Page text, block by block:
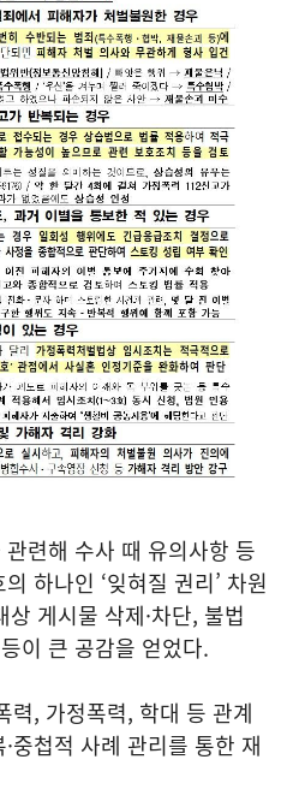
련해 수사 때 유의사항 등
하나인 ‘잊혀질 권리’ 차원
게시물 삭제·차단, 불법
이 큰 공감을 얻었다.
력, 가정폭력, 학대 등 관계
중첩적 사례 관리를 통한 재